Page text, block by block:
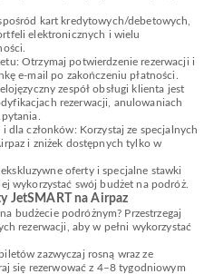
kart kredytowych/debetowych,
elektronicznych i wielu
Otrzymaj potwierdzenie rezerwacji i
e-mail po zakończeniu płatności.
zespół obsługi klienta jest
rezerwacji, anulowaniach
dla członków: Korzystaj ze specjalnych
i zniżek dostępnych tylko w
oferty i specjalne stawki
wykorzystać swój budżet na podróż.
JetSMART na Airpaz
budżecie podróżnym? Przestrzegaj
rezerwacji, aby w pełni wykorzystać
zazwyczaj rosną wraz ze
się rezerwować z 4–8 tygodniowym